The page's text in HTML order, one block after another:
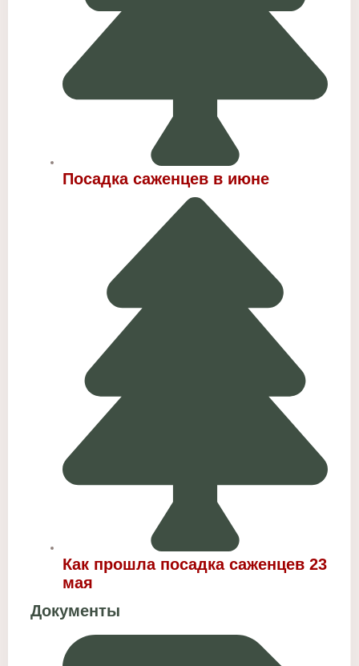
Посадка саженцев в июне
Как прошла посадка саженцев 23
мая
Документы